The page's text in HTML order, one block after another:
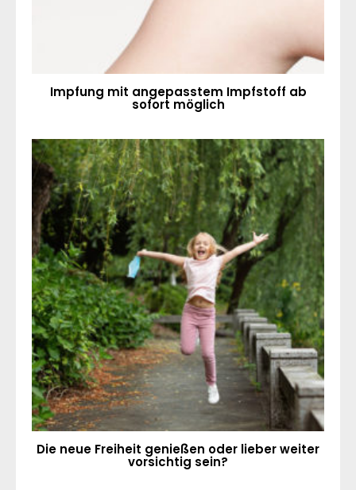
Impfung mit angepasstem Impfstoff ab
sofort möglich
Die neue Freiheit genießen oder lieber weiter
vorsichtig sein?